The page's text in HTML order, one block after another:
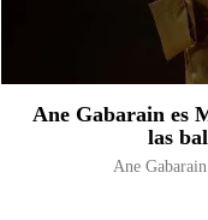
Ane Gabarain es
las
Ane